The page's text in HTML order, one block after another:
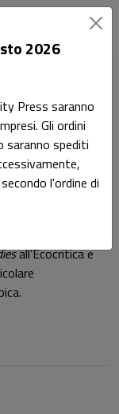
all’Ecocritica e
2026
Press saranno
Gli ordini
saranno spediti
l'ordine di